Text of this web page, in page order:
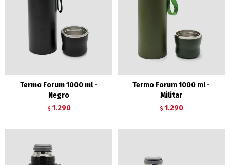
Termo Forum 1000 ml -
Negro
$ 1.290
Termo Forum 1000 ml -
Militar
$ 1.290